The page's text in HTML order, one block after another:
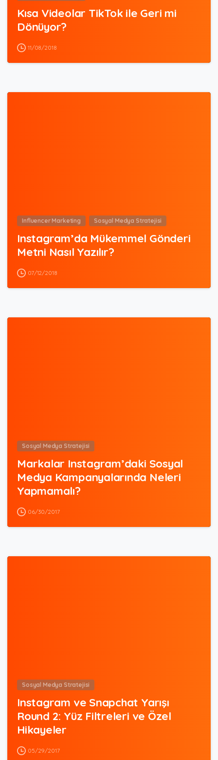
Kısa Videolar TikTok ile Geri mi
Dönüyor?
11/08/2018
Influencer Marketing Sosyal Medya Stratejisi
Instagram’da Mükemmel Gönderi
Metni Nasıl Yazılır?
07/12/2018
Sosyal Medya Stratejisi
Markalar Instagram’daki Sosyal
Medya Kampanyalarında Neleri
Yapmamalı?
06/30/2017
Sosyal Medya Stratejisi
Instagram ve Snapchat Yarışı
Round 2: Yüz Filtreleri ve Özel
Hikayeler
05/29/2017